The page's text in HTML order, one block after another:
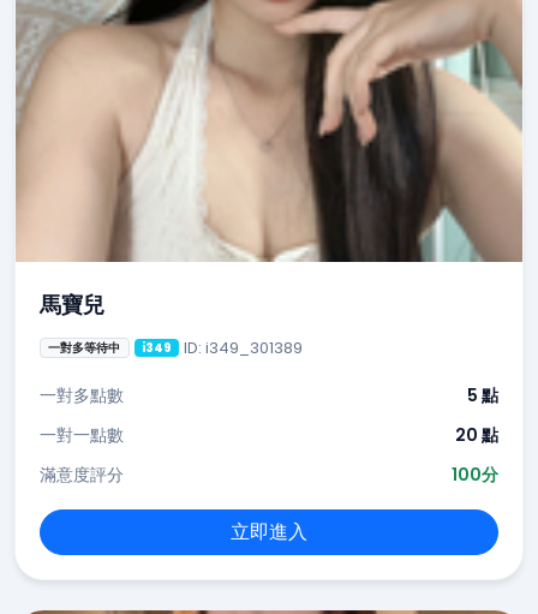
馬寶兒
一對多等待中 i349 ID: i349_301389
一對多點數
5 點
一對一點數
20 點
滿意度評分
100分
立即進入